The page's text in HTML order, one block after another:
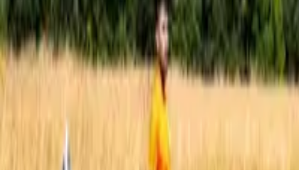
Nostre offerte
Contattateci